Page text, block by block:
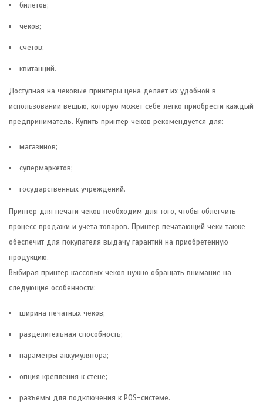
билетов;
чеков;
счетов;
квитанций.
Доступная на чековые принтеры цена делает их удобной в
использовании вещью, которую может себе легко приобрести каждый
предприниматель. Купить принтер чеков рекомендуется для:
магазинов;
супермаркетов;
государственных учреждений.
Принтер для печати чеков необходим для того, чтобы облегчить
процесс продажи и учета товаров. Принтер печатающий чеки также
обеспечит для покупателя выдачу гарантий на приобретенную
продукцию.
Выбирая принтер кассовых чеков нужно обращать внимание на
следующие особенности:
ширина печатных чеков;
разделительная способность;
параметры аккумулятора;
опция крепления к стене;
разъемы для подключения к POS-системе.